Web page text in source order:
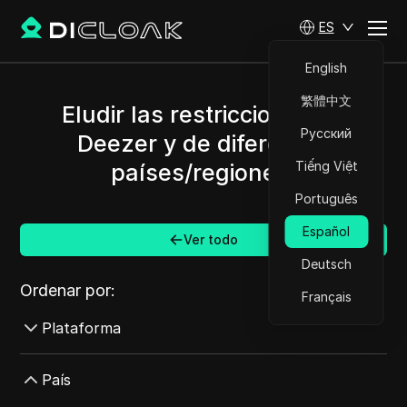
ES
English
繁體中文
Русский
Tiếng Việt
Português
Español
Deutsch
Français
Eludir las restricciones de
Deezer y de diferentes
países/regiones.
Ver todo
Ordenar por:
Plataforma
AdMob
País